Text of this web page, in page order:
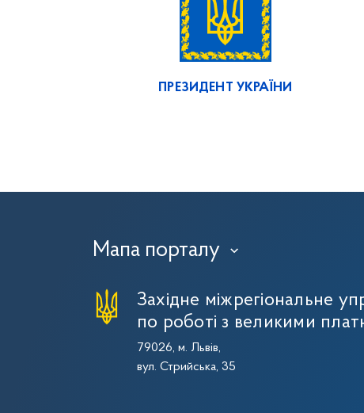
ПРЕЗИДЕНТ УКРАЇНИ
Мапа порталу ›
Західне міжрегіональне
по роботі з великими
79026, м. Львів,
вул. Стрийська, 35